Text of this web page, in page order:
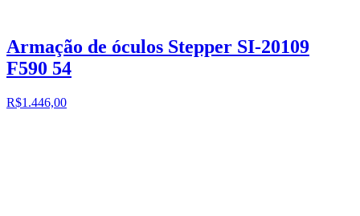
Armação de óculos Stepper SI-20109
F590 54
R$1.446,00